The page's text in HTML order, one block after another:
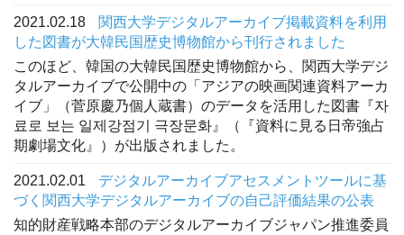
2021.02.18
関西大学デジタルアーカイブ掲載資料を利用
した図書が大韓民国歴史博物館から刊行されました
このほど、韓国の大韓民国歴史博物館から、関西大学デジ
タルアーカイブで公開中の「アジアの映画関連資料アーカ
イブ」（菅原慶乃個人蔵書）のデータを活用した図書『자
료로 보는 일제강점기 극장문화』（『資料に見る日帝強占
期劇場文化』）が出版されました。
2021.02.01
デジタルアーカイブアセスメントツールに基
づく関西大学デジタルアーカイブの自己評価結果の公表
知的財産戦略本部のデジタルアーカイブジャパン推進委員